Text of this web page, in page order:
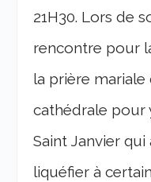
21H30. Lors de
rencontre pour
la prière mariale
cathédrale pour
Saint Janvier
liquéfier à